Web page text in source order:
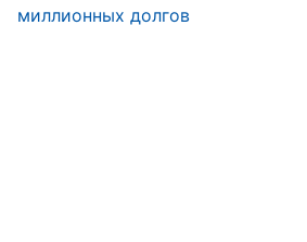
миллионных долгов